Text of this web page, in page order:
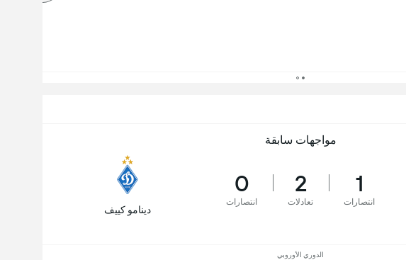
مواجهات سابقة
1
انتصارات
2
تعادلات
0
انتصارات
دينامو كييف
الدوري الأوروبي